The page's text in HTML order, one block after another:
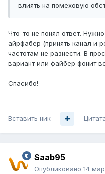
влиять на помеховую
Что-то не понял ответ.
айрфабер (принять канал и
частотам не разнести. В
вариант или файбер фонит
Спасибо!
Вставить ник
Saab95
Опубликовано 14